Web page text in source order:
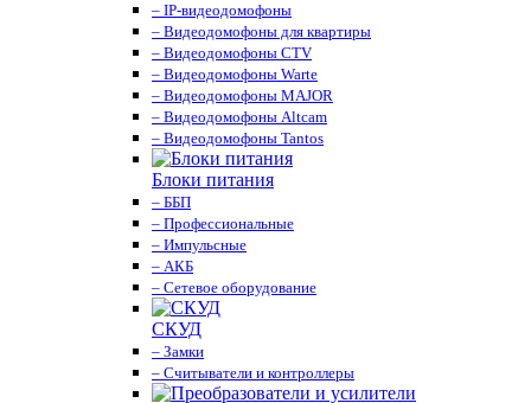
– IP-видеодомофоны
– Видеодомофоны для квартиры
– Видеодомофоны CTV
– Видеодомофоны Warte
– Видеодомофоны MAJOR
– Видеодомофоны Altcam
– Видеодомофоны Tantos
Блоки питания
– ББП
– Профессиональные
– Импульсные
– АКБ
– Сетевое оборудование
СКУД
– Замки
– Считыватели и контроллеры